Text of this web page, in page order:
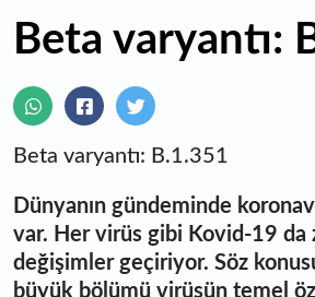
Beta varyantı:
Beta varyantı: B.1.351
Dünyanın gündeminde
var. Her virüs gibi Kovid-19 da
değişimler geçiriyor. Söz
büyük bölümü virüsün temel